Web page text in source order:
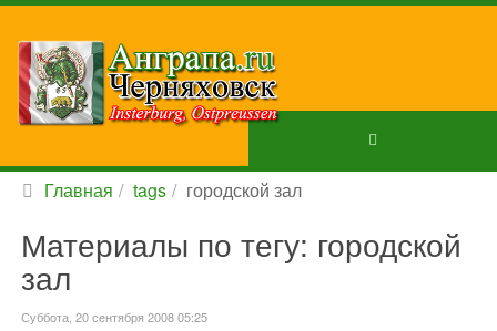
Главная tags городской зал
Материалы по тегу: городской
зал
Суббота, 20 сентября 2008 05:25